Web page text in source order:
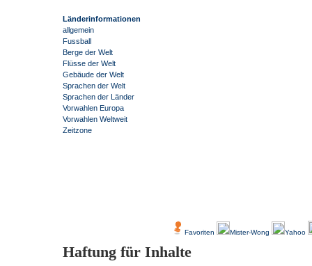
Länderinformationen
allgemein
Fussball
Berge der Welt
Flüsse der Welt
Gebäude der Welt
Sprachen der Welt
Sprachen der Länder
Vorwahlen Europa
Vorwahlen Weltweit
Zeitzone
Favoriten Mister-Wong Yahoo
Haftung für Inhalte